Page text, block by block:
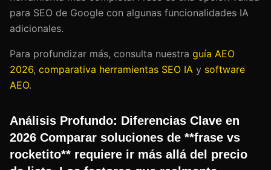
para SEO de Google con algunas funcionalidades IA
adicionales.
Para profundizar más, consulta nuestra guía AEO
2026, comparativa herramientas SEO IA y software
AEO.
Análisis Profundo: Diferencias Clave en
2026 Comparar soluciones de **frase vs
rocketito** requiere ir más allá del precio